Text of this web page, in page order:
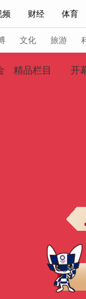
频 财经 体育
视快评 习式妙语
微视频 主持人
文化 旅游
新兵请入列
体育江
一带一路 央
精品栏目 开